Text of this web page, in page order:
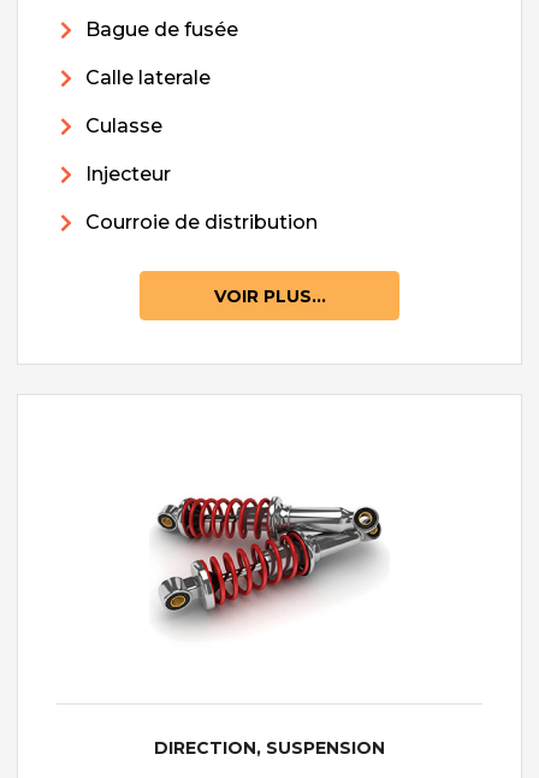
Bague de fusée
Calle laterale
Culasse
Injecteur
Courroie de distribution
VOIR PLUS...
DIRECTION, SUSPENSION